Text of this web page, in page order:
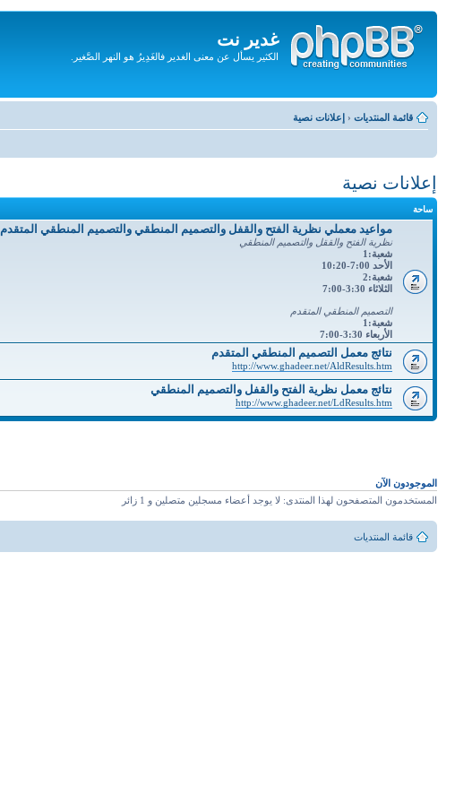
غدير نت
الكثير يسأل عن معنى الغدير فالغَدِيرُ هو النهر الصَّغير.
المحتويات
قائمة المنتديات ‹ إعلانات نصية
إعلانات نصية
ساحة
مواعيد معملي نظرية الفتح والقفل والتصميم المنطقي والتصميم المنطقي المتقدم
نظرية الفتح والققل والتصميم المنطقي
شعبة:1
الأحد 7:00-10:20
شعبة:2
الثلاثاء 3:30-7:00
التصميم المنطقي المتقدم
شعبة:1
الأربعاء 3:30-7:00
نتائج معمل التصميم المنطقي المتقدم
http://www.ghadeer.net/AldResults.htm
نتائج معمل نظرية الفتح والقفل والتصميم المنطقي
http://www.ghadeer.net/LdResults.htm
الموجودون الآن
المستخدمون المتصفحون لهذا المنتدى: لا يوجد أعضاء مسجلين متصلين و 1 زائر
قائمة المنتديات